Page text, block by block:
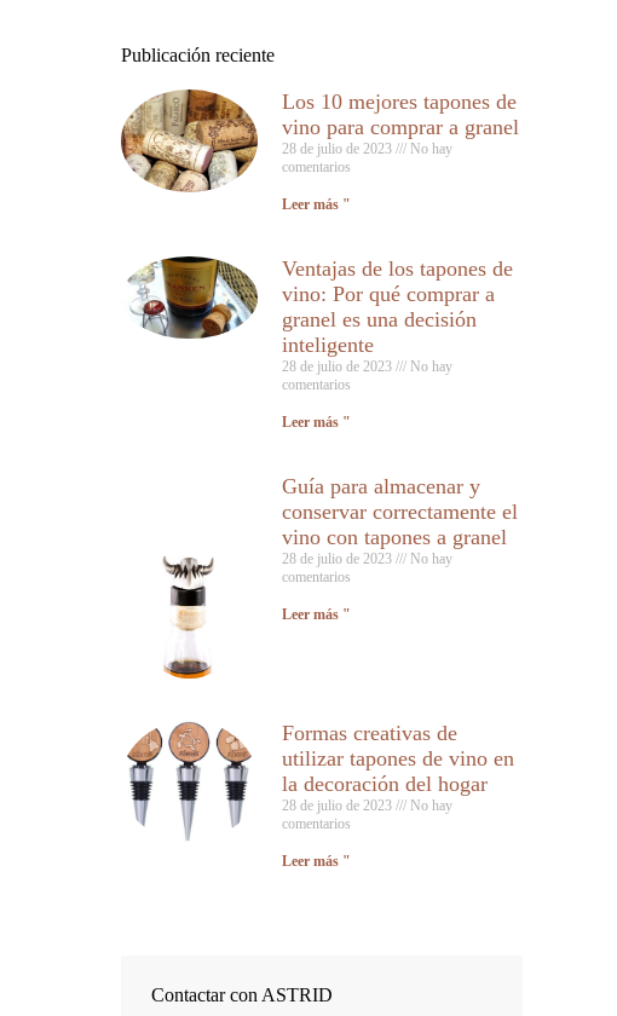
Publicación reciente
Los 10 mejores tapones de
vino para comprar a granel
28 de julio de 2023
No hay
comentarios
Leer más "
Ventajas de los tapones de
vino: Por qué comprar a
granel es una decisión
inteligente
28 de julio de 2023
No hay
comentarios
Leer más "
Guía para almacenar y
conservar correctamente el
vino con tapones a granel
28 de julio de 2023
No hay
comentarios
Leer más "
Formas creativas de
utilizar tapones de vino en
la decoración del hogar
28 de julio de 2023
No hay
comentarios
Leer más "
Contactar con ASTRID